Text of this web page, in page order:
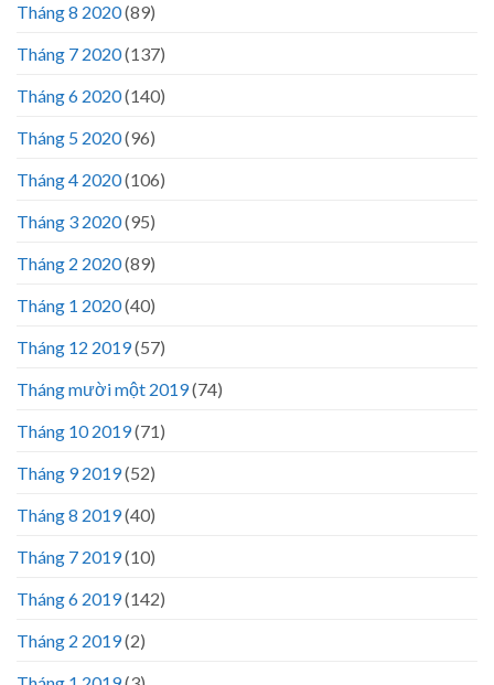
Tháng 8 2020(89)
Tháng 7 2020(137)
Tháng 6 2020(140)
Tháng 5 2020(96)
Tháng 4 2020(106)
Tháng 3 2020(95)
Tháng 2 2020(89)
Tháng 1 2020(40)
Tháng 12 2019(57)
Tháng mười một 2019(74)
Tháng 10 2019(71)
Tháng 9 2019(52)
Tháng 8 2019(40)
Tháng 7 2019(10)
Tháng 6 2019(142)
Tháng 2 2019(2)